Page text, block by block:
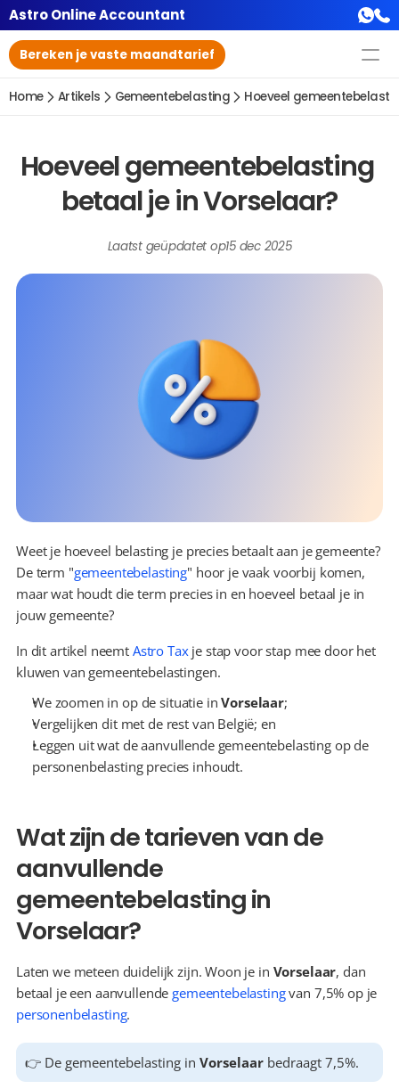
Astro Online Accountant
Bereken je vaste maandtarief
Home Artikels Gemeentebelasting Hoeveel
Hoeveel gemeentebelasting
betaal je in Vorselaar?
Laatst geüpdatet op15 dec 2025
Weet je hoeveel belasting je precies betaalt aan je gemeente?
De term "gemeentebelasting" hoor je vaak voorbij komen,
maar wat houdt die term precies in en hoeveel betaal je in
jouw gemeente?
In dit artikel neemt Astro Tax je stap voor stap mee door het
kluwen van gemeentebelastingen.
We zoomen in op de situatie in Vorselaar;
Vergelijken dit met de rest van België; en
Leggen uit wat de aanvullende gemeentebelasting op de
personenbelasting precies inhoudt.
Wat zijn de tarieven van de
aanvullende
gemeentebelasting in
Vorselaar?
Laten we meteen duidelijk zijn. Woon je in Vorselaar, dan
betaal je een aanvullende gemeentebelasting
personenbelasting.
👉 De gemeentebelasting in Vorselaar bedraagt 7,5%.